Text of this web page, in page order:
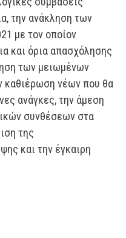
την ανάκληση των
με τον οποίον
και όρια απασχόλησης
των μειωμένων
καθιέρωση νέων που θα
ανάγκες, την άμεση
συνθέσεων στα
της
και την έγκαιρη